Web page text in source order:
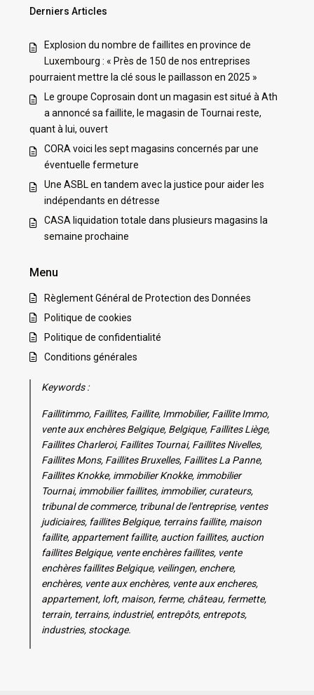
Derniers Articles
Explosion du nombre de faillites en province de
Luxembourg : « Près de 150 de nos entreprises
pourraient mettre la clé sous le paillasson en 2025 »
Le groupe Coprosain dont un magasin est situé à Ath
a annoncé sa faillite, le magasin de Tournai reste,
quant à lui, ouvert
CORA voici les sept magasins concernés par une
éventuelle fermeture
Une ASBL en tandem avec la justice pour aider les
indépendants en détresse
CASA liquidation totale dans plusieurs magasins la
semaine prochaine
Menu
Règlement Général de Protection des Données
Politique de cookies
Politique de confidentialité
Conditions générales
Keywords :
Faillitimmo, Faillites, Faillite, Immobilier, Faillite Immo,
vente aux enchères Belgique, Belgique, Faillites Liège,
Faillites Charleroi, Faillites Tournai, Faillites Nivelles,
Faillites Mons, Faillites Bruxelles, Faillites La Panne,
Faillites Knokke, immobilier Knokke, immobilier
Tournai, immobilier faillites, immobilier, curateurs,
tribunal de commerce, tribunal de l'entreprise, ventes
judiciaires, faillites Belgique, terrains faillite, maison
faillite, appartement faillite, auction faillites, auction
faillites Belgique, vente enchères faillites, vente
enchères faillites Belgique, veilingen, enchere,
enchères, vente aux enchères, vente aux encheres,
appartement, loft, maison, ferme, château, fermette,
terrain, terrains, industriel, entrepôts, entrepots,
industries, stockage.